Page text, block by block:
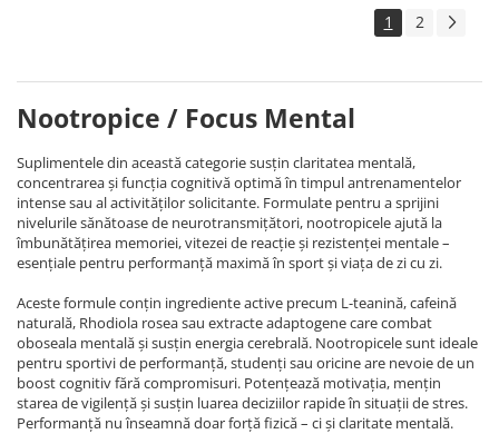
1 2
Nootropice / Focus Mental
Suplimentele din această categorie susțin claritatea mentală,
concentrarea și funcția cognitivă optimă în timpul antrenamentelor
intense sau al activităților solicitante. Formulate pentru a sprijini
nivelurile sănătoase de neurotransmițători, nootropicele ajută la
îmbunătățirea memoriei, vitezei de reacție și rezistenței mentale –
esențiale pentru performanță maximă în sport și viața de zi cu zi.
Aceste formule conțin ingrediente active precum L-teanină, cafeină
naturală, Rhodiola rosea sau extracte adaptogene care combat
oboseala mentală și susțin energia cerebrală. Nootropicele sunt ideale
pentru sportivi de performanță, studenți sau oricine are nevoie de un
boost cognitiv fără compromisuri. Potențează motivația, mențin
starea de vigilență și susțin luarea deciziilor rapide în situații de stres.
Performanță nu înseamnă doar forță fizică – ci și claritate mentală.